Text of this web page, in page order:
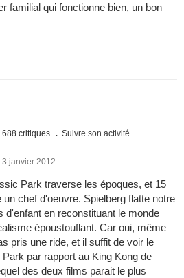
familial qui fonctionne bien, un bon
688 critiques Suivre son activité
3 janvier 2012
Park traverse les époques, et 15
chef d'oeuvre. Spielberg flatte notre
d'enfant en reconstituant le monde
époustouflant. Car oui, même
pris une ride, et il suffit de voir le
par rapport au King Kong de
des deux films parait le plus